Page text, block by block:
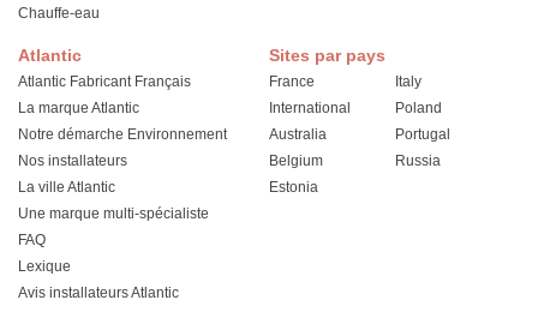
Atlantic
Atlantic Fabricant Français
La marque Atlantic
Notre démarche Environnement
Nos installateurs
La ville Atlantic
Une marque multi-spécialiste
FAQ
Lexique
Avis installateurs Atlantic
Chauffe-eau
Sites par pays
France
International
Australia
Belgium
Estonia
Italy
Poland
Portugal
Russia